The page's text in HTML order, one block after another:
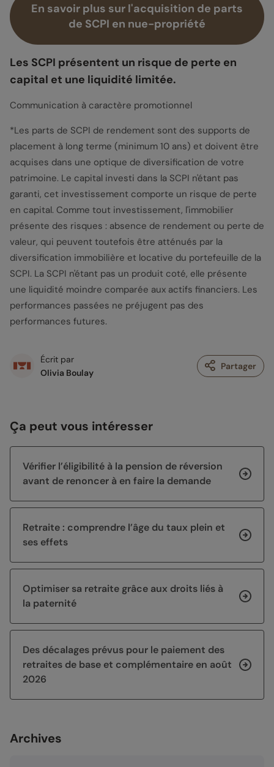
En savoir plus sur l'acquisition de parts
de SCPI en nue-propriété
Les SCPI présentent un risque de perte en
capital et une liquidité limitée.
Communication à caractère promotionnel
*Les parts de SCPI de rendement sont des supports de
placement à long terme (minimum 10 ans) et doivent être
acquises dans une optique de diversification de votre
patrimoine. Le capital investi dans la SCPI n'étant pas
garanti, cet investissement comporte un risque de perte
en capital. Comme tout investissement, l'immobilier
présente des risques : absence de rendement ou perte de
valeur, qui peuvent toutefois être atténués par la
diversification immobilière et locative du portefeuille de la
SCPI. La SCPI n'étant pas un produit coté, elle présente
une liquidité moindre comparée aux actifs financiers. Les
performances passées ne préjugent pas des
performances futures.
Écrit par
Olivia Boulay
Partager
Ça peut vous intéresser
Vérifier l’éligibilité à la pension de réversion
avant de renoncer à en faire la demande
Retraite : comprendre l’âge du taux plein et
ses effets
Optimiser sa retraite grâce aux droits liés à
la paternité
Des décalages prévus pour le paiement des
retraites de base et complémentaire en août
2026
Archives